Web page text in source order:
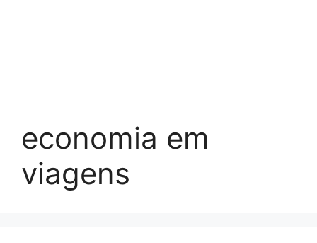
economia em
viagens